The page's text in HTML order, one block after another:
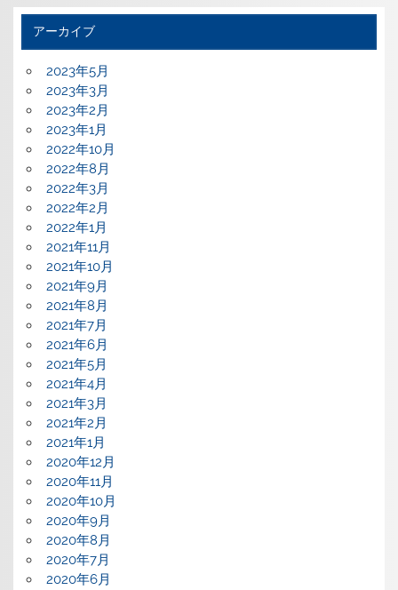
アーカイブ
2023年5月
2023年3月
2023年2月
2023年1月
2022年10月
2022年8月
2022年3月
2022年2月
2022年1月
2021年11月
2021年10月
2021年9月
2021年8月
2021年7月
2021年6月
2021年5月
2021年4月
2021年3月
2021年2月
2021年1月
2020年12月
2020年11月
2020年10月
2020年9月
2020年8月
2020年7月
2020年6月